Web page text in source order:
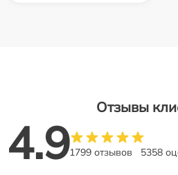
Отзывы
4.91799 отзывов 5358